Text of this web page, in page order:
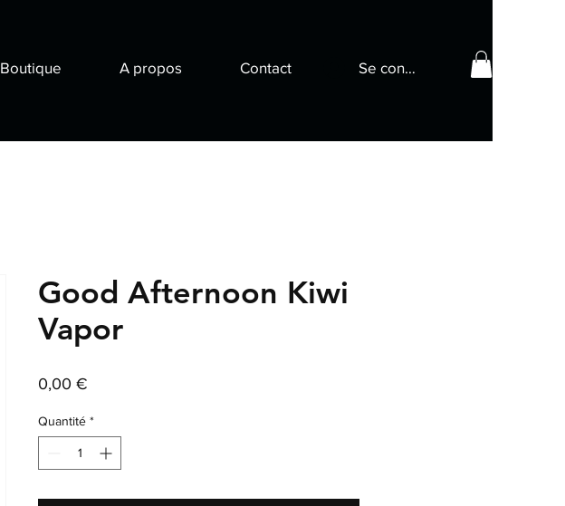
Boutique A propos Contact Se connecter
Good Afternoon Kiwi
Vapor
0,00 €
Quantité *